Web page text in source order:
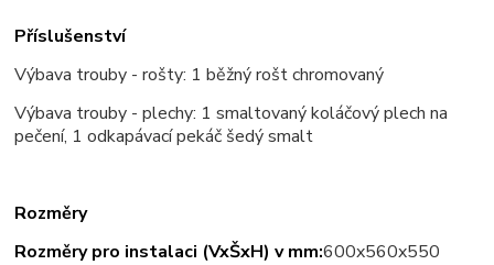
Příslušenství
Výbava trouby - rošty: 1 běžný rošt chromovaný
Výbava trouby - plechy: 1 smaltovaný koláčový plech na
pečení, 1 odkapávací pekáč šedý smalt
Rozměry
Rozměry pro instalaci (VxŠxH) v mm:600x560x550